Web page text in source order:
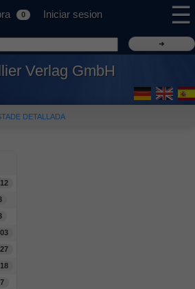
0 Iniciar sesion ☰
Verlag GmbH
DETALLADA